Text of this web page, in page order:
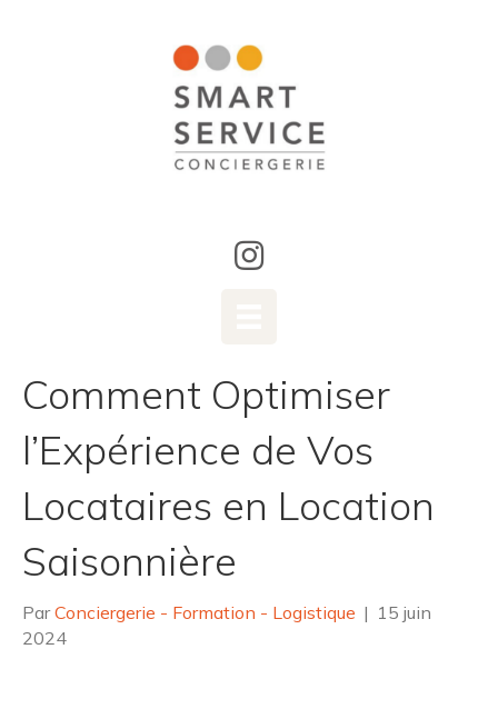
Comment Optimiser
l’Expérience de Vos
Locataires en Location
Saisonnière
ParConciergerie - Formation - Logistique | 15 juin
2024